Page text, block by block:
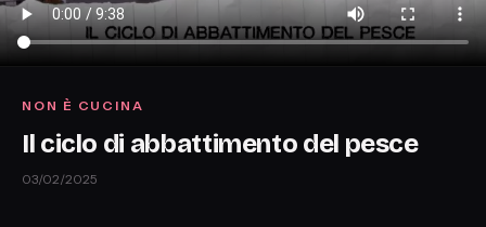
NON È CUCINA
Il ciclo di abbattimento del pesce
03/02/2025